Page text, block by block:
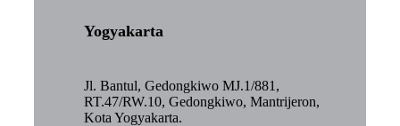
Yogyakarta
Jl. Bantul, Gedongkiwo MJ.1/881,
RT.47/RW.10, Gedongkiwo, Mantrijeron,
Kota Yogyakarta.